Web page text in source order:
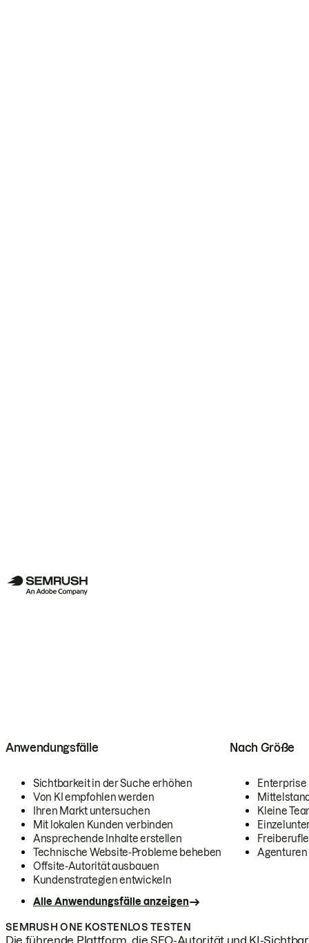
Anwendungsfälle
Sichtbarkeit in der Suche erhöhen
Von KI empfohlen werden
Ihren Markt untersuchen
Mit lokalen Kunden verbinden
Ansprechende Inhalte erstellen
Technische Website-Probleme beheben
Offsite-Autorität ausbauen
Kundenstrategien entwickeln
Alle Anwendungsfälle anzeigen
Nach Größe
Enterprise
Kleine
Agenturen
SEMRUSH ONE KOSTENLOS TESTEN
Die führende Plattform, die SEO-Autorität und KI-